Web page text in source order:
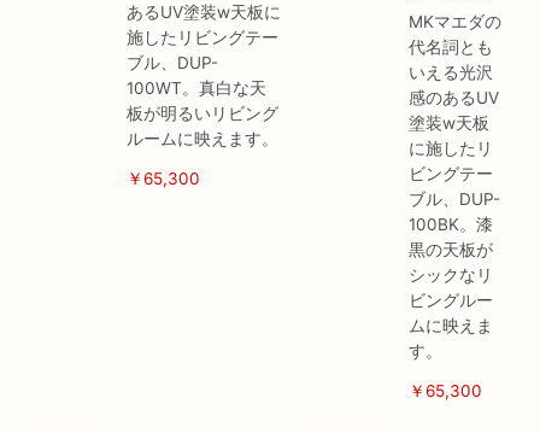
あるUV塗装w天板に
施したリビングテー
ブル、DUP-
100WT。真白な天
板が明るいリビング
ルームに映えます。
￥65,300
MKマエダの
代名詞とも
いえる光沢
感のあるUV
塗装w天板
に施したリ
ビングテー
ブル、DUP-
100BK。漆
黒の天板が
シックなリ
ビングルー
ムに映えま
す。
￥65,300